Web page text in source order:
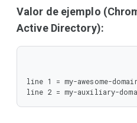
Valor de ejemplo
Active Directory):
line 1 = my-awesome-
line 2 = my-auxiliary-